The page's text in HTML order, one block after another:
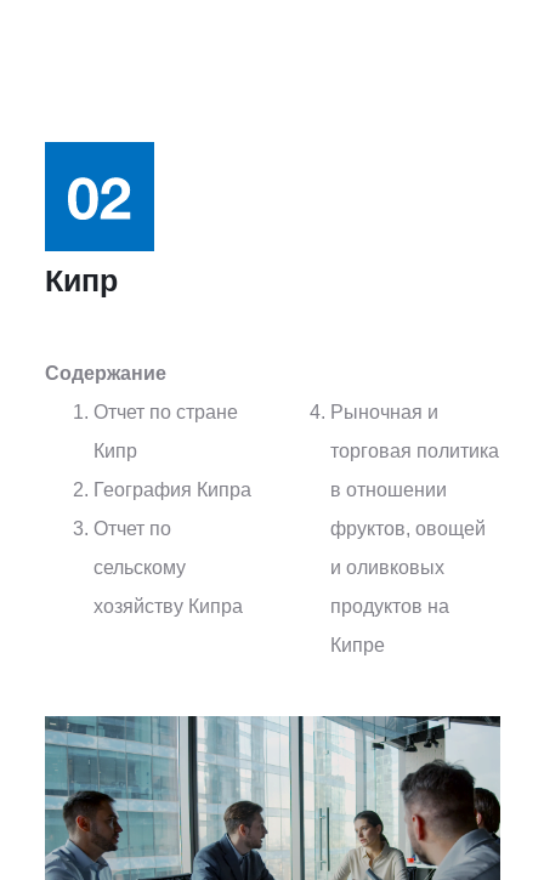
Кипр
Содержание
Отчет по стране
Кипр
География Кипра
Отчет по
сельскому
хозяйству Кипра
Рыночная и
торговая политика
в отношении
фруктов, овощей
и оливковых
продуктов на
Кипре